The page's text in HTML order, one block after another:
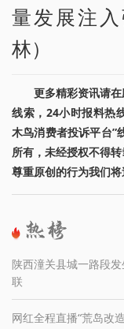
量发展注
林）
更多精彩资讯请
线索，24小时报料热
木鸟消费者投诉平台”
所有，未经授权不得
尊重原创的行为我们将
陕西潼关县城一路段
联
网红全程直播“荒岛改